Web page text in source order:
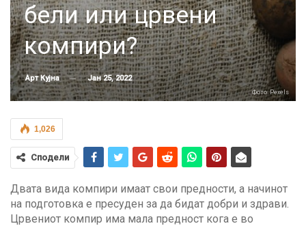
бели или црвени
компири?
Арт Кујна Јан 25, 2022
Фото: Pexels
1,026
Сподели
Двата вида компири имаат свои предности, а начинот
на подготовка е пресуден за да бидат добри и здрави.
Црвениот компир има мала предност кога е во